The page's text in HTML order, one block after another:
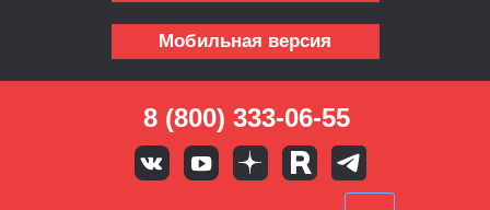
Мобильная версия
8 (800) 333-06-55